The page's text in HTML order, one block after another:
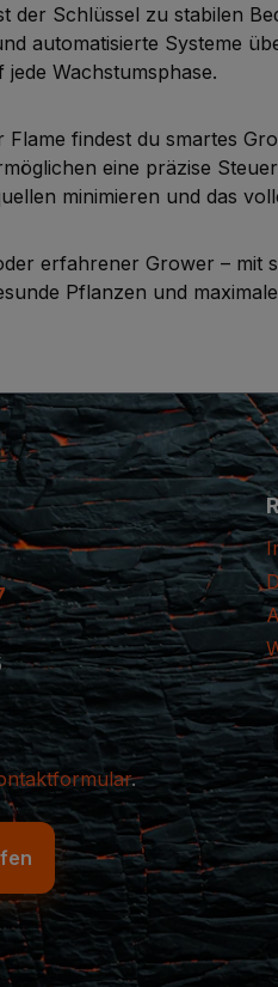
der Schlüssel zu stabilen
automatisierte Systeme
jede Wachstumsphase.
findest du smartes
eine präzise
minimieren und das
erfahrener Grower –
Pflanzen und
.